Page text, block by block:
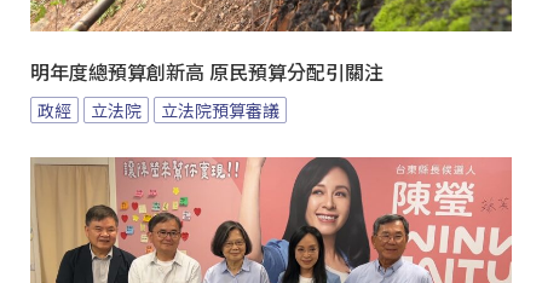
明年度總預算創新高 原民預算分配引關注
政經 立法院 立法院預算審議